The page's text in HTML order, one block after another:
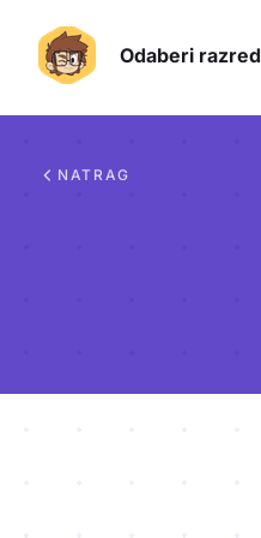
Odaberi razred
NATRAG